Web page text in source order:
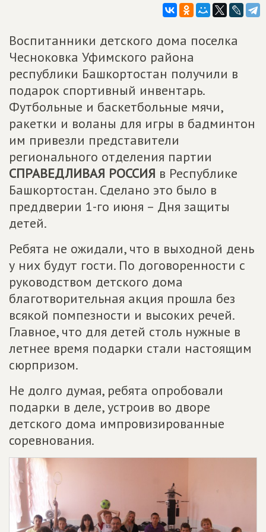
Воспитанники детского дома поселка
Чесноковка Уфимского района
республики Башкортостан получили в
подарок спортивный инвентарь.
Футбольные и баскетбольные мячи,
ракетки и воланы для игры в бадминтон
им привезли представители
регионального отделения партии
СПРАВЕДЛИВАЯ РОССИЯ в Республике
Башкортостан. Сделано это было в
преддверии 1-го июня – Дня защиты
детей.
Ребята не ожидали, что в выходной день
у них будут гости. По договоренности с
руководством детского дома
благотворительная акция прошла без
всякой помпезности и высоких речей.
Главное, что для детей столь нужные в
летнее время подарки стали настоящим
сюрпризом.
Не долго думая, ребята опробовали
подарки в деле, устроив во дворе
детского дома импровизированные
соревнования.